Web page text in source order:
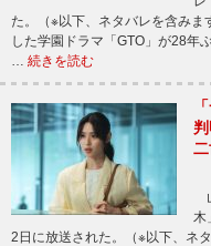
た。（※以下、ネタバレを含み
した学園ドラマ「GTO」が28年
続きを読む
二
木
2日に放送された。（※以下、ネ